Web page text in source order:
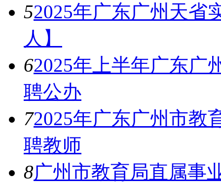
52025年广东广州天省
人】
62025年上半年广东广
聘公办
72025年广东广州市教
聘教师
8广州市教育局直属事